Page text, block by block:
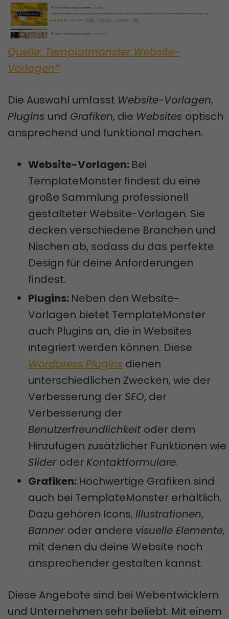
Quelle: Templatmonster Website-
Vorlagen*
Die Auswahl umfasst Website-Vorlagen,
Plugins und Grafiken, die Websites optisch
ansprechend und funktional machen.
Website-Vorlagen: Bei
TemplateMonster findest du eine
große Sammlung professionell
gestalteter Website-Vorlagen. Sie
decken verschiedene Branchen und
Nischen ab, sodass du das perfekte
Design für deine Anforderungen
findest.
Plugins: Neben den Website-
Vorlagen bietet TemplateMonster
auch Plugins an, die in Websites
integriert werden können. Diese
Wordpress Plugins dienen
unterschiedlichen Zwecken, wie der
Verbesserung der SEO, der
Verbesserung der
Benutzerfreundlichkeit oder dem
Hinzufügen zusätzlicher Funktionen wie
Slider oderKontaktformulare.
Grafiken: Hochwertige Grafiken sind
auch bei TemplateMonster erhältlich.
Dazu gehören Icons, Illustrationen,
Banner oder andere visuelle Elemente,
mit denen du deine Website noch
ansprechender gestalten kannst.
Diese Angebote sind bei Webentwicklern
und Unternehmen sehr beliebt. Mit einem